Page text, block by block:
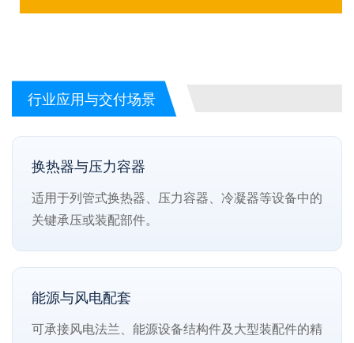
行业应用与交付场景
换热器与压力容器
适用于列管式换热器、压力容器、冷凝器等设备中的
关键承压或装配部件。
能源与风电配套
可承接风电法兰、能源设备结构件及大型装配件的精